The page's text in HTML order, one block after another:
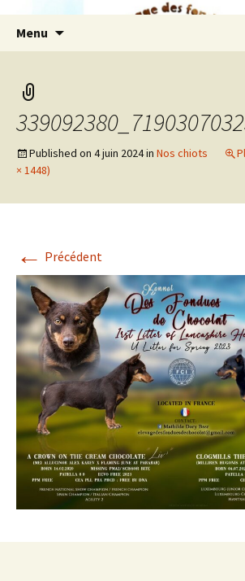
Menu
Published on 4 juin 2024in Nos chiots
× 1448)
← Précédent